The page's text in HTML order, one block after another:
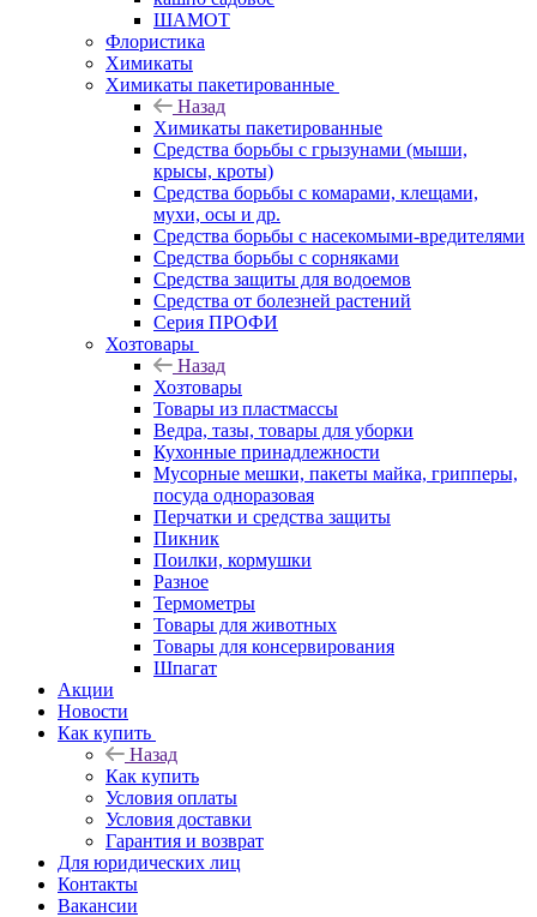
ШАМОТ
Флористика
Химикаты
Химикаты пакетированные
Назад
Химикаты пакетированные
Средства борьбы с грызунами (мыши,
крысы, кроты)
Средства борьбы с комарами, клещами,
мухи, осы и др.
Средства борьбы с насекомыми-вредителями
Средства борьбы с сорняками
Средства защиты для водоемов
Средства от болезней растений
Серия ПРОФИ
Хозтовары
Назад
Хозтовары
Товары из пластмассы
Ведра, тазы, товары для уборки
Кухонные принадлежности
Мусорные мешки, пакеты майка, грипперы,
посуда одноразовая
Перчатки и средства защиты
Пикник
Поилки, кормушки
Разное
Термометры
Товары для животных
Товары для консервирования
Шпагат
Акции
Новости
Как купить
Назад
Как купить
Условия оплаты
Условия доставки
Гарантия и возврат
Для юридических лиц
Контакты
Вакансии